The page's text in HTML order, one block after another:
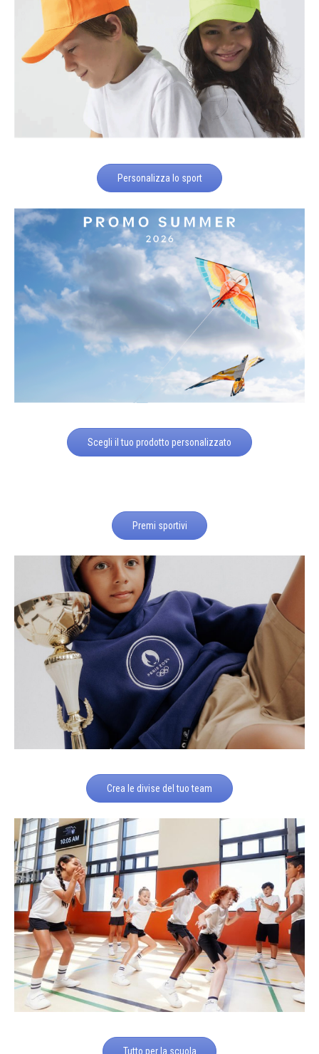
Personalizza lo sport
Scegli il tuo prodotto personalizzato
Premi sportivi
Crea le divise del tuo team
Tutto per la scuola